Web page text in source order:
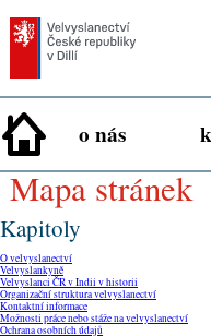
o nás
mapa stránek
Kapitoly
O velvyslanectví
Velvyslankyně
Velvyslanci ČR v Indii v historii
Organizační struktura velvyslanectví
Kontaktní informace
Možnosti práce nebo stáže na velvyslanectví
Ochrana osobních údajů